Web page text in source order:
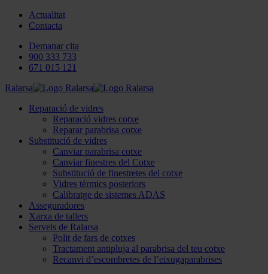
Actualitat
Contacta
Demanar cita
900 333 733
671 015 121
Ralarsa
Reparació de vidres
Reparació vidres cotxe
Reparar parabrisa cotxe
Substitució de vidres
Canviar parabrisa cotxe
Canviar finestres del Cotxe
Substitució de finestretes del cotxe
Vidres tèrmics posteriors
Calibratge de sistemes ADAS
Asseguradores
Xarxa de tallers
Serveis de Ralarsa
Polit de fars de cotxes
Tractament antipluja al parabrisa del teu cotxe
Recanvi d’escombretes de l’eixugaparabrises